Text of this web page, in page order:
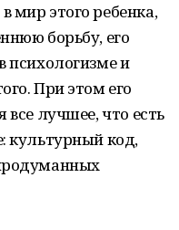
мир этого ребенка,
борьбу, его
психологизме и
При этом его
все лучшее, что есть
культурный код,